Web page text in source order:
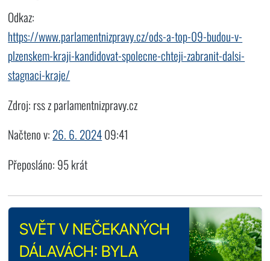
Odkaz:
https://www.parlamentnizpravy.cz/ods-a-top-09-budou-v-
plzenskem-kraji-kandidovat-spolecne-chteji-zabranit-dalsi-
stagnaci-kraje/
Zdroj: rss z parlamentnizpravy.cz
Načteno v: 26. 6. 202409:41
Přeposláno: 95 krát
SVĚT V NEČEKANÝCH
DÁLAVÁCH: BYLA